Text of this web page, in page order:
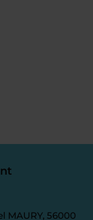
MAURY, 56000